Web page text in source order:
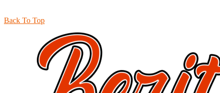
Back To Top